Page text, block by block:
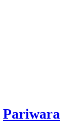
Pariwara